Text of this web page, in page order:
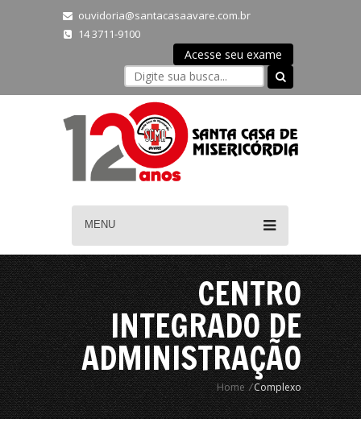
ouvidoria@santacasaavare.com.br
14 3711-9100
Acesse seu exame
MENU
CENTRO
INTEGRADO DE
ADMINISTRAÇÃO
Home /Complexo